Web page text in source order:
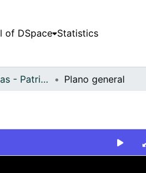
of DSpace Statistics
FCCV - Fachadas - Patrimonial Plano general